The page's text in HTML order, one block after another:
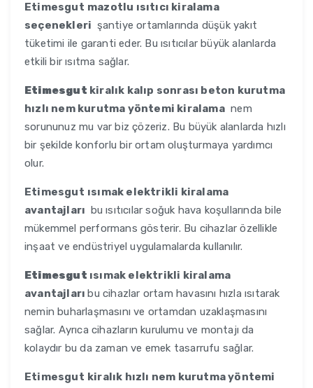
Etimesgut mazotlu ısıtıcı kiralama
seçenekleri şantiye ortamlarında düşük yakıt
tüketimi ile garanti eder. Bu ısıtıcılar büyük alanlarda
etkili bir ısıtma sağlar.
Etimesgut kiralık kalıp sonrası beton kurutma
hızlı nem kurutma yöntemi kiralamanem
sorununuz mu var biz çözeriz. Bu büyük alanlarda hızlı
bir şekilde konforlu bir ortam oluşturmaya yardımcı
olur.
Etimesgut ısımak elektrikli kiralama
avantajları bu ısıtıcılar soğuk hava koşullarında bile
mükemmel performans gösterir. Bu cihazlar özellikle
inşaat ve endüstriyel uygulamalarda kullanılır.
Etimesgut ısımak elektrikli kiralama
avantajlarıbu cihazlar ortam havasını hızla ısıtarak
nemin buharlaşmasını ve ortamdan uzaklaşmasını
sağlar. Ayrıca cihazların kurulumu ve montajı da
kolaydır bu da zaman ve emek tasarrufu sağlar.
Etimesgut kiralık hızlı nem kurutma yöntemi